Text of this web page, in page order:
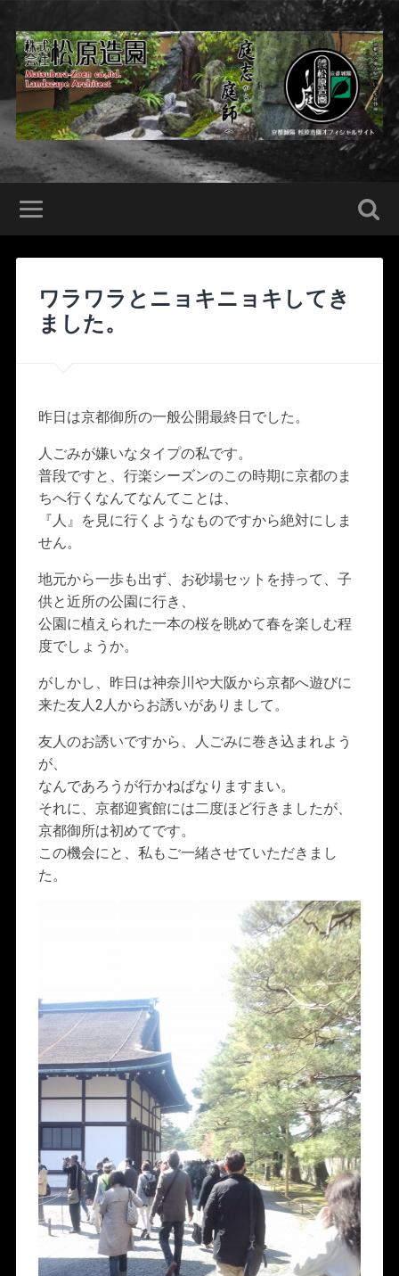
ワラワラとニョキニョキしてき
ました。
昨日は京都御所の一般公開最終日でした。
人ごみが嫌いなタイプの私です。
普段ですと、行楽シーズンのこの時期に京都のま
ちへ行くなんてなんてことは、
『人』を見に行くようなものですから絶対にしま
せん。
地元から一歩も出ず、お砂場セットを持って、子
供と近所の公園に行き、
公園に植えられた一本の桜を眺めて春を楽しむ程
度でしょうか。
がしかし、昨日は神奈川や大阪から京都へ遊びに
来た友人2人からお誘いがありまして。
友人のお誘いですから、人ごみに巻き込まれよう
が、
なんであろうが行かねばなりますまい。
それに、京都迎賓館には二度ほど行きましたが、
京都御所は初めてです。
この機会にと、私もご一緒させていただきまし
た。